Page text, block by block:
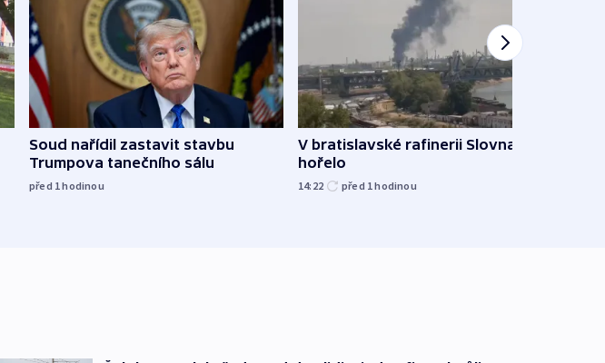
Soud nařídil zastavit stavbu
Trumpova tanečního sálu
před 1hodinou
V bratislavské rafinerii Slovnaft
hořelo
14:22 před 1hodinou